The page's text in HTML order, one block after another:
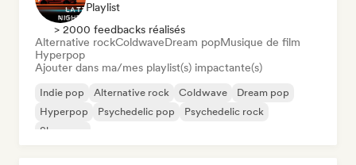
Playlist
> 2000 feedbacks réalisés
Alternative rockColdwaveDream popMusique de film
Hyperpop
Ajouter dans ma/mes playlist(s) impactante(s)
Indie pop Alternative rock Coldwave
Dream pop
Hyperpop
Psychedelic pop
Psychedelic rock
Shoegaze